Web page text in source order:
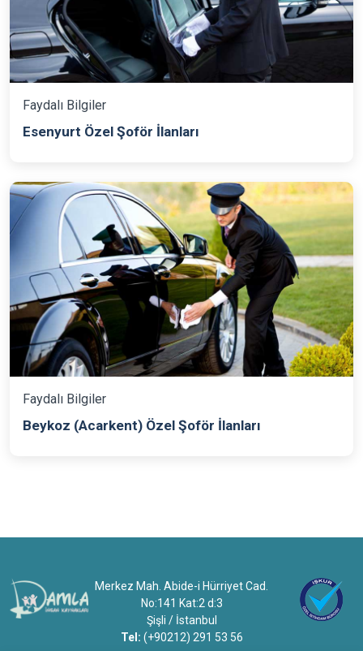
Faydalı Bilgiler
Esenyurt Özel Şoför İlanları
Faydalı Bilgiler
Beykoz (Acarkent) Özel Şoför İlanları
Merkez Mah. Abide-i Hürriyet Cad.
No:141 Kat:2 d:3
Şişli / İstanbul
Tel: (+90212) 291 53 56